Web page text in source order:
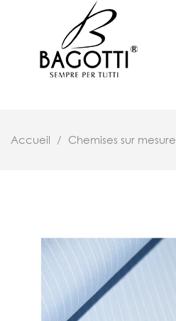
Accueil Chemises sur mesure